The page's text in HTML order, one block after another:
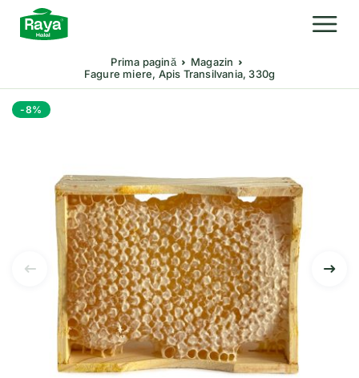
Prima pagină
Magazin
Fagure miere, Apis Transilvania, 330g
-8%